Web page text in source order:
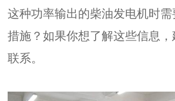
这种功率输出的柴油发电机时
措施？如果你想了解这些信息
联系。